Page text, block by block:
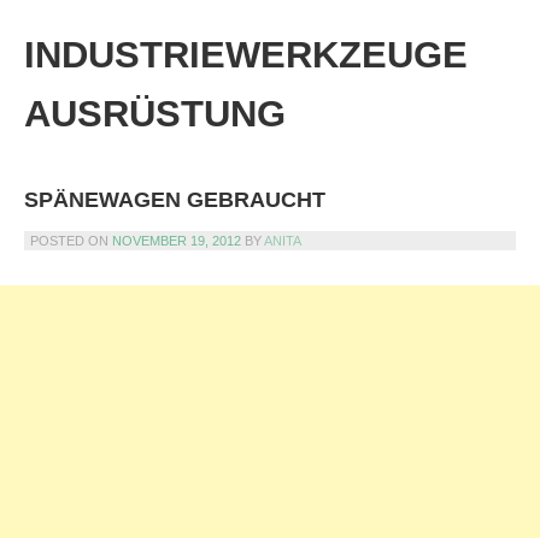
content
INDUSTRIEWERKZEUGE
AUSRÜSTUNG
SPÄNEWAGEN GEBRAUCHT
POSTED ON NOVEMBER 19, 2012 BYANITA